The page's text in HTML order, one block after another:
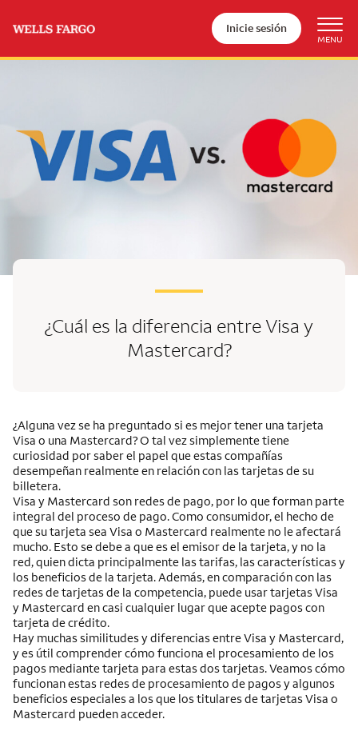
Inicie sesión
¿Cuál es la diferencia entre Visa y
Mastercard?
¿Alguna vez se ha preguntado si es mejor tener una tarjeta
Visa o una Mastercard? O tal vez simplemente tiene
curiosidad por saber el papel que estas compañías
desempeñan realmente en relación con las tarjetas de su
billetera.
Visa y Mastercard son redes de pago, por lo que forman parte
integral del proceso de pago. Como consumidor, el hecho de
que su tarjeta sea Visa o Mastercard realmente no le afectará
mucho. Esto se debe a que es el emisor de la tarjeta, y no la
red, quien dicta principalmente las tarifas, las características y
los beneficios de la tarjeta. Además, en comparación con las
redes de tarjetas de la competencia, puede usar tarjetas Visa
y Mastercard en casi cualquier lugar que acepte pagos con
tarjeta de crédito.
Hay muchas similitudes y diferencias entre Visa y Mastercard,
y es útil comprender cómo funciona el procesamiento de los
pagos mediante tarjeta para estas dos tarjetas. Veamos cómo
funcionan estas redes de procesamiento de pagos y algunos
beneficios especiales a los que los titulares de tarjetas Visa o
Mastercard pueden acceder.